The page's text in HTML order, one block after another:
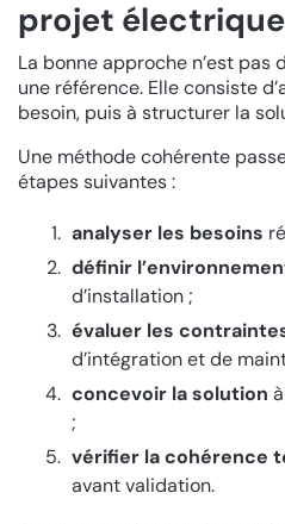
projet
La bonne approche n’est
une référence. Elle consiste
besoin, puis à structurer la
Une méthode cohérente
étapes suivantes :
analyser les besoins
définir
d’installation ;
évaluer les
d’intégration et de
concevoir la solution
;
vérifier la cohérence
avant validation.